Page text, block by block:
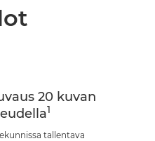
20 kuvan
1
tallentava